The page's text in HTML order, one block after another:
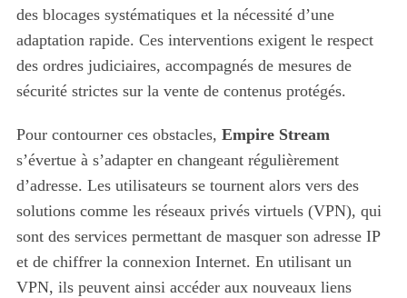
des blocages systématiques et la nécessité d’une
adaptation rapide. Ces interventions exigent le respect
des ordres judiciaires, accompagnés de mesures de
sécurité strictes sur la vente de contenus protégés.
Pour contourner ces obstacles, Empire Stream
s’évertue à s’adapter en changeant régulièrement
d’adresse. Les utilisateurs se tournent alors vers des
solutions comme les réseaux privés virtuels (VPN), qui
sont des services permettant de masquer son adresse IP
et de chiffrer la connexion Internet. En utilisant un
VPN, ils peuvent ainsi accéder aux nouveaux liens